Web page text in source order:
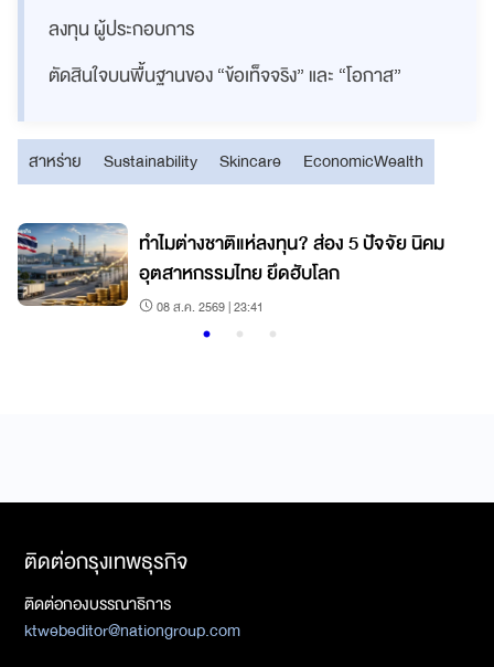
ลงทุน ผู้ประกอบการ
ตัดสินใจบนพื้นฐานของ “ข้อเท็จจริง” และ “โอกาส”
สาหร่าย Sustainability Skincare EconomicWealth
ทำไมต่างชาติแห่ลงทุน? ส่อง 5 ปัจจัย นิคม
อุตสาหกรรมไทย ยึดฮับโลก
08 ส.ค. 2569 | 23:41
ติดต่อกรุงเทพธุรกิจ
ติดต่อกองบรรณาธิการ
ktwebeditor@nationgroup.com